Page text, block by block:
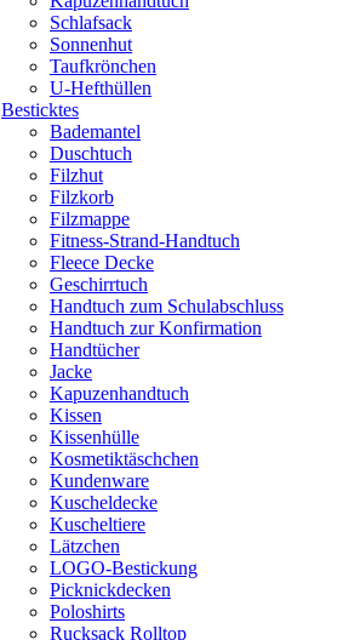
Schlafsack
Sonnenhut
Taufkrönchen
U-Hefthüllen
Besticktes
Bademantel
Duschtuch
Filzhut
Filzkorb
Filzmappe
Fitness-Strand-Handtuch
Fleece Decke
Geschirrtuch
Handtuch zum Schulabschluss
Handtuch zur Konfirmation
Handtücher
Jacke
Kapuzenhandtuch
Kissen
Kissenhülle
Kosmetiktäschchen
Kundenware
Kuscheldecke
Kuscheltiere
Lätzchen
LOGO-Bestickung
Picknickdecken
Poloshirts
Rucksack Rolltop